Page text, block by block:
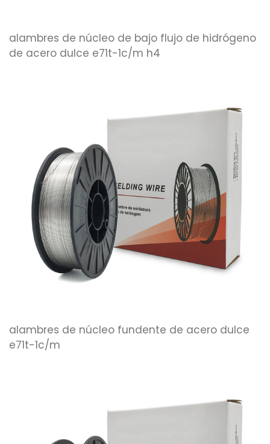
alambres de núcleo de bajo flujo de hidrógeno
de acero dulce e71t-1c/m h4
alambres de núcleo fundente de acero dulce
e71t-1c/m